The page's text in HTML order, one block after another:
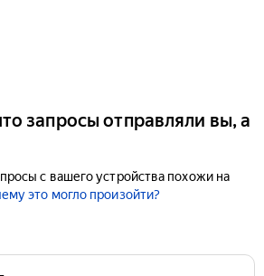
запросы отправляли вы, а
с вашего устройства похожи на
это могло произойти?